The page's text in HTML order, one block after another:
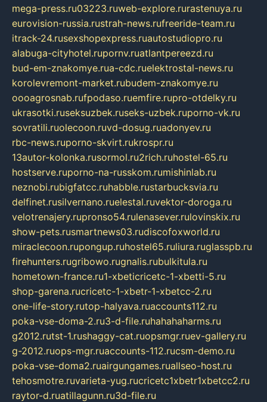
mega-press.ru03223.ruweb-explore.rurastenuya.ru
eurovision-russia.rustrah-news.rufreeride-team.ru
itrack-24.rusexshopexpress.ruautostudiopro.ru
alabuga-cityhotel.rupornv.ruatlantpereezd.ru
bud-em-znakomye.rua-cdc.ruelektrostal-news.ru
korolevremont-market.rubudem-znakomye.ru
oooagrosnab.rufpodaso.ruemfire.rupro-otdelky.ru
ukrasotki.ruseksuzbek.ruseks-uzbek.ruporno-vk.ru
sovratili.ruolecoon.ruvd-dosug.ruadonyev.ru
rbc-news.ruporno-skvirt.rukrospr.ru
13autor-kolonka.rusormol.ru2rich.ruhostel-65.ru
hostserve.ruporno-na-russkom.rumishinlab.ru
neznobi.rubigfatcc.ruhabble.rustarbucksvia.ru
delfinet.rusilvernano.ruelestal.ruvektor-doroga.ru
velotrenajery.rupronso54.rulenasever.rulovinskix.ru
show-pets.rusmartnews03.rudiscofoxworld.ru
miraclecoon.rupongup.ruhostel65.ruliura.ruglasspb.ru
firehunters.rugribowo.rugnalis.rubulkitula.ru
hometown-france.ru1-xbeticricetc-1-xbetti-5.ru
shop-garena.rucricetc-1-xbetr-1-xbetcc-2.ru
one-life-story.rutop-halyava.ruaccounts112.ru
poka-vse-doma-2.ru3-d-file.ruhahahaharms.ru
g2012.rutst-1.rushaggy-cat.ruopsmgr.ruev-gallery.ru
g-2012.ruops-mgr.ruaccounts-112.rucsm-demo.ru
poka-vse-doma2.ruairgungames.ruallseo-host.ru
tehosmotre.ruvarieta-yug.rucricetc1xbetr1xbetcc2.ru
raytor-d.ruatillagunn.ru3d-file.ru